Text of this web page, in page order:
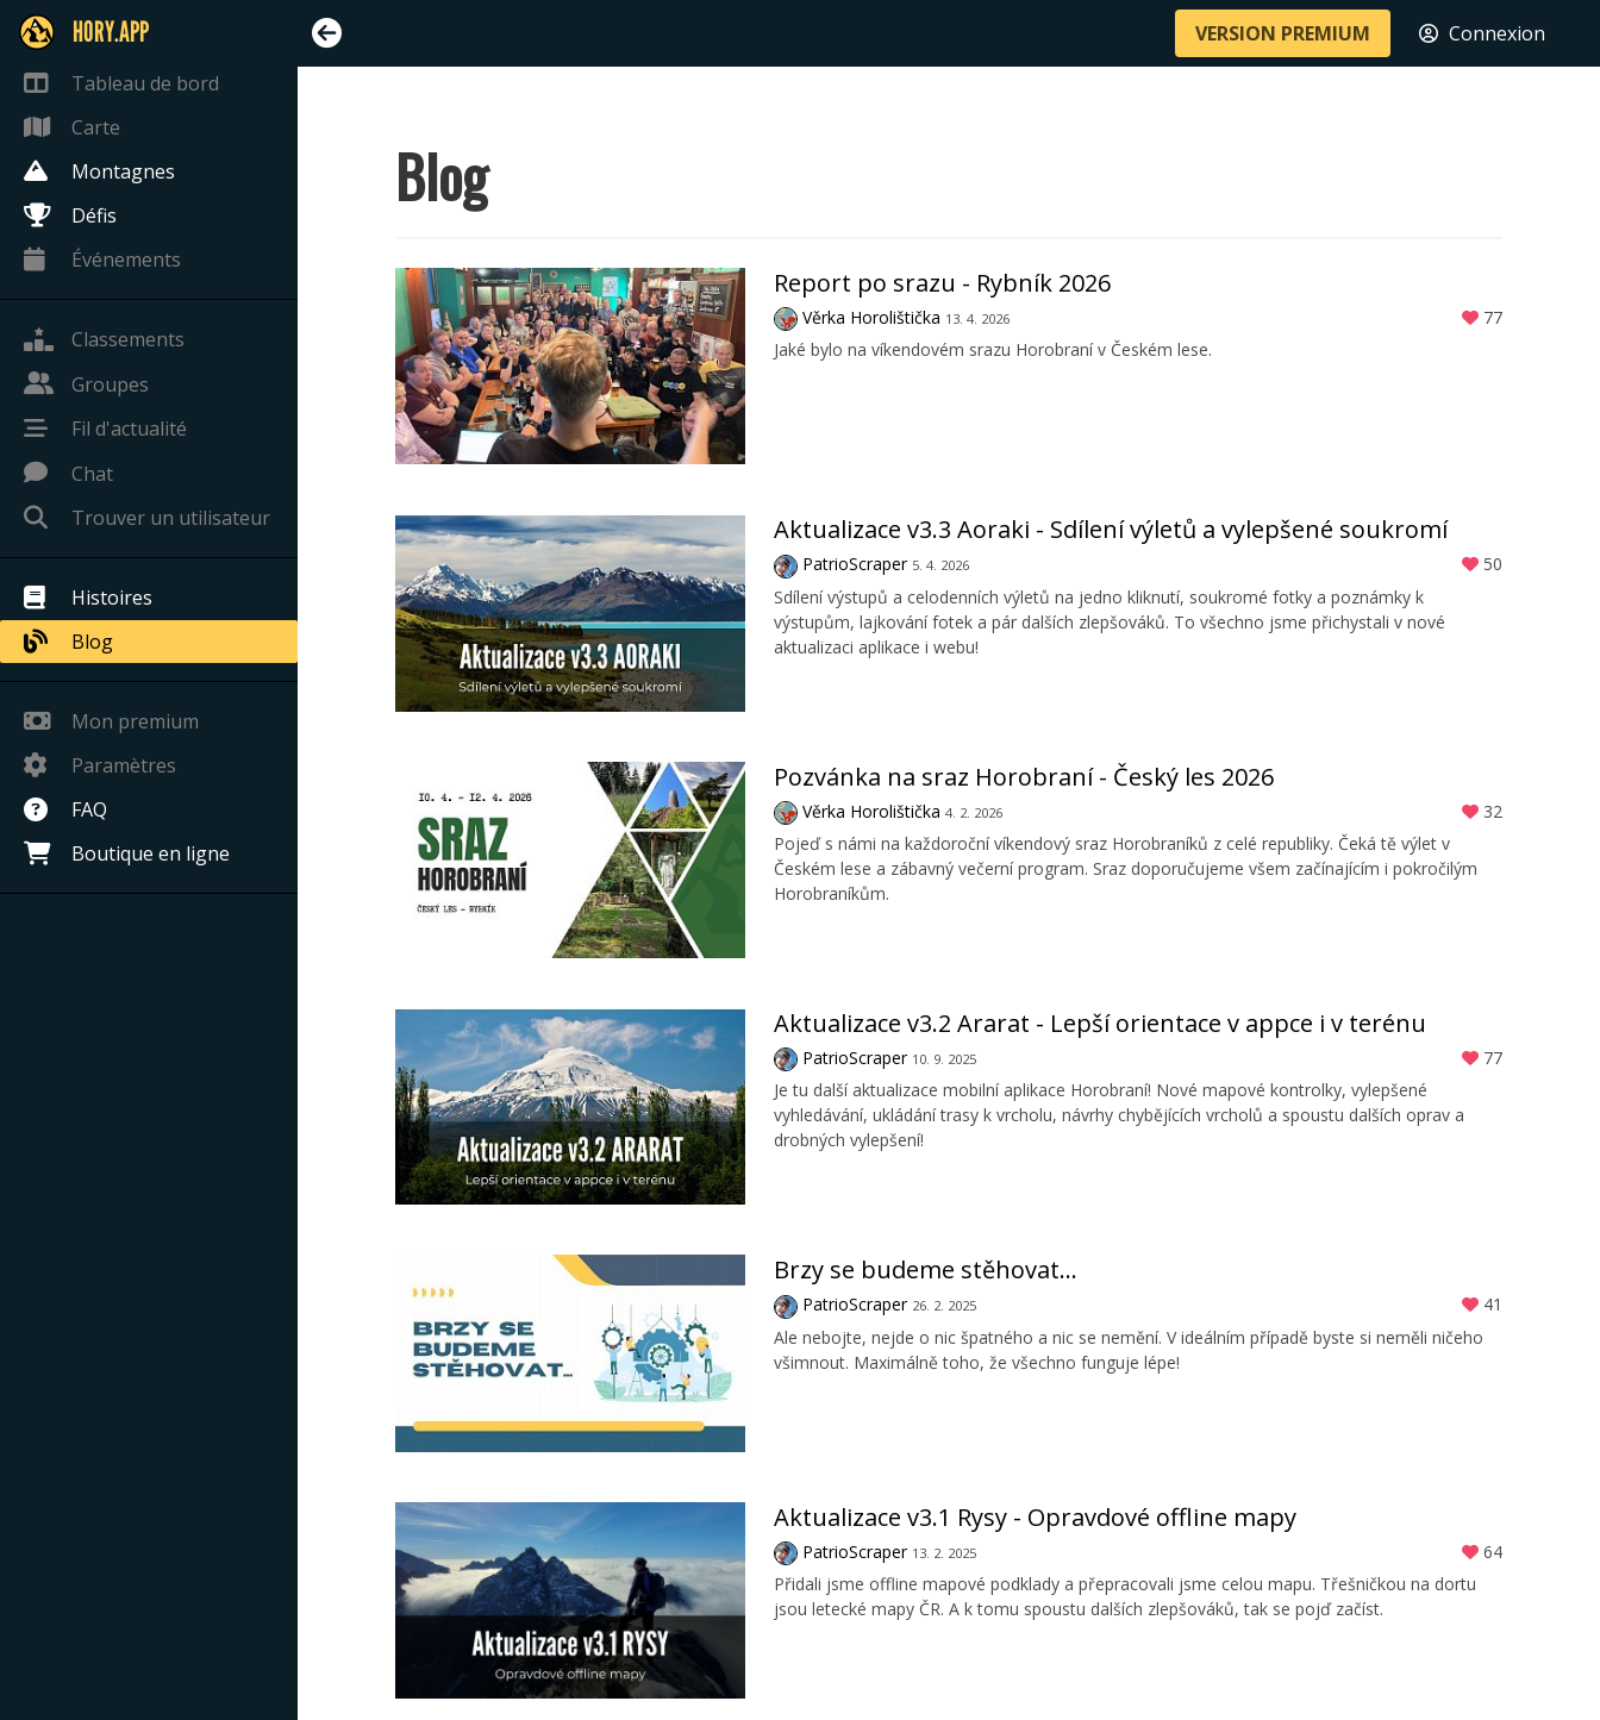
HORY.APP
Tableau de bord
Carte
Montagnes
Défis
Événements
Classements
Groupes
Fil d'actualité
Chat
Trouver un utilisateur
Histoires
Blog
Mon premium
Paramètres
FAQ
Boutique en ligne
VERSION PREMIUM Connexion
Blog
Report po srazu - Rybník 2026
Věrka Horolištička 13. 4. 2026
77
Jaké bylo na víkendovém srazu Horobraní v Českém lese.
Aktualizace v3.3 Aoraki - Sdílení výletů a vylepšené soukromí
PatrioScraper 5. 4. 2026
50
Sdílení výstupů a celodenních výletů na jedno kliknutí, soukromé fotky a poznámky k
výstupům, lajkování fotek a pár dalších zlepšováků. To všechno jsme přichystali v nové
aktualizaci aplikace i webu!
Pozvánka na sraz Horobraní - Český les 2026
Věrka Horolištička 4. 2. 2026
32
Pojeď s námi na každoroční víkendový sraz Horobraníků z celé republiky. Čeká tě výlet v
Českém lese a zábavný večerní program. Sraz doporučujeme všem začínajícím i pokročilým
Horobraníkům.
Aktualizace v3.2 Ararat - Lepší orientace v appce i v terénu
PatrioScraper 10. 9. 2025
77
Je tu další aktualizace mobilní aplikace Horobraní! Nové mapové kontrolky, vylepšené
vyhledávání, ukládání trasy k vrcholu, návrhy chybějících vrcholů a spoustu dalších oprav a
drobných vylepšení!
Brzy se budeme stěhovat...
PatrioScraper 26. 2. 2025
41
Ale nebojte, nejde o nic špatného a nic se nemění. V ideálním případě byste si neměli ničeho
všimnout. Maximálně toho, že všechno funguje lépe!
Aktualizace v3.1 Rysy - Opravdové offline mapy
PatrioScraper 13. 2. 2025
64
Přidali jsme offline mapové podklady a přepracovali jsme celou mapu. Třešničkou na dortu
jsou letecké mapy ČR. A k tomu spoustu dalších zlepšováků, tak se pojď začíst.